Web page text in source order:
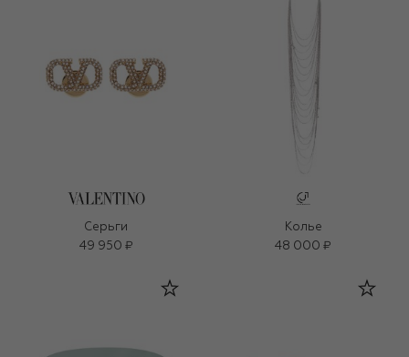
Серьги
49 950 ₽
Колье
48 000 ₽